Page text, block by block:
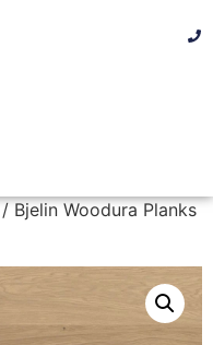
Bjelin Woodura Planks